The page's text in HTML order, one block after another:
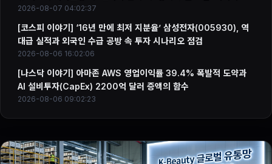
2026-08-07 04:02:37
[코스피 이야기] ‘16년 만에 최저 지분율’ 삼성전자(005930), 역
대급 실적과 외국인 수급 공방 속 투자 시나리오 점검
2026-08-06 16:02:06
[나스닥 이야기] 아마존 AWS 영업이익률 39.4% 폭발적 도약과
AI 설비투자(CapEx) 2200억 달러 증액의 함수
2026-08-06 09:02:23